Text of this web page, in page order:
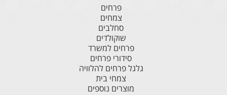
פרחים
צמחים
סחלבים
שוקולדים
פרחים למשרד
סידורי פרחים
גלגל פרחים להלוויה
צמחי בית
מוצרים נוספים